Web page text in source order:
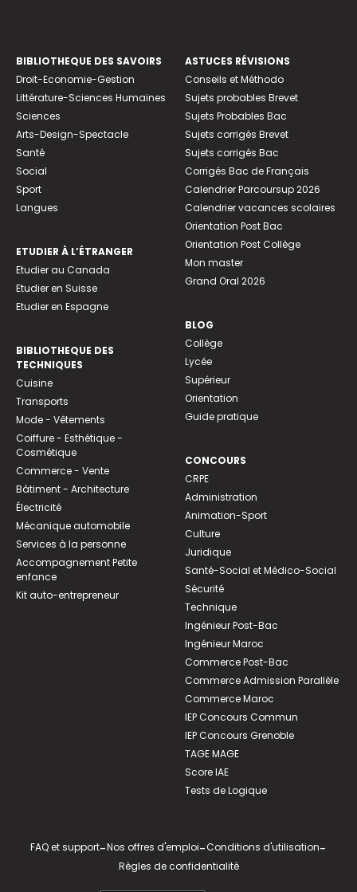
BIBLIOTHEQUE DES SAVOIRS
Droit-Economie-Gestion
Littérature-Sciences Humaines
Sciences
Arts-Design-Spectacle
Santé
Social
Sport
Langues
ETUDIER À L’ÉTRANGER
Etudier au Canada
Etudier en Suisse
Etudier en Espagne
BIBLIOTHEQUE DES
TECHNIQUES
Cuisine
Transports
Mode - Vêtements
Coiffure - Esthétique -
Cosmétique
Commerce - Vente
Bâtiment - Architecture
Électricité
Mécanique automobile
Services à la personne
Accompagnement Petite
enfance
Kit auto-entrepreneur
ASTUCES RÉVISIONS
Conseils et Méthodo
Sujets probables Brevet
Sujets Probables Bac
Sujets corrigés Brevet
Sujets corrigés Bac
Corrigés Bac de Français
Calendrier Parcoursup 2026
Calendrier vacances scolaires
Orientation Post Bac
Orientation Post Collège
Mon master
Grand Oral 2026
BLOG
Collège
Lycée
Supérieur
Orientation
Guide pratique
CONCOURS
CRPE
Administration
Animation-Sport
Culture
Juridique
Santé-Social et Médico-Social
Sécurité
Technique
Ingénieur Post-Bac
Ingénieur Maroc
Commerce Post-Bac
Commerce Admission Parallèle
Commerce Maroc
IEP Concours Commun
IEP Concours Grenoble
TAGE MAGE
Score IAE
Tests de Logique
FAQ et support-Nos offres d'emploi-Conditions d'utilisation-
Règles de confidentialité